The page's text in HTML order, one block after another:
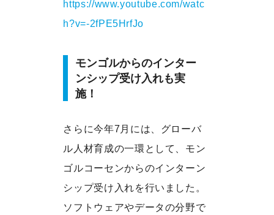
https://www.youtube.com/watc
h?v=-2fPE5HrfJo
モンゴルからのインター
ンシップ受け入れも実
施！
さらに今年7月には、グローバ
ル人材育成の一環として、モン
ゴルコーセンからのインターン
シップ受け入れを行いました。
ソフトウェアやデータの分野で